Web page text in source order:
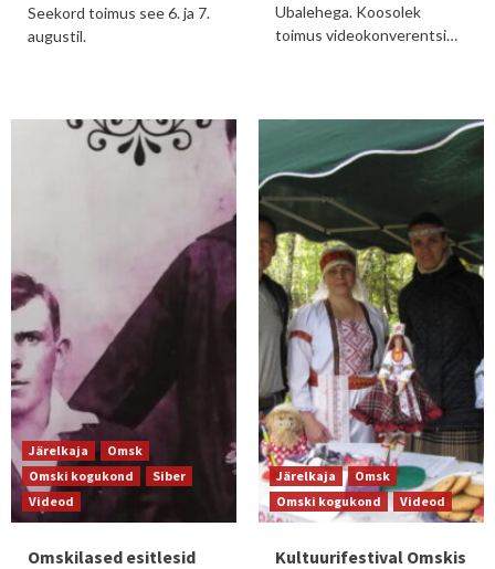
Seekord toimus see 6. ja 7.
augustil.
Ubalehega. Koosolek
toimus videokonverentsi…
Järelkaja
Omsk
Omski kogukond
Siber
Videod
Omskilased esitlesid
Järelkaja
Omsk
Omski kogukond
Videod
Kultuurifestival Omskis